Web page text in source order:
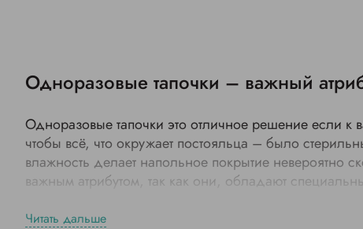
Одноразовые тапочки – важный
Одноразовые тапочки это отличное решение если к
чтобы всё, что окружает постояльца – было
влажность делает напольное покрытие невероятно
важным атрибутом, так как они, обладают
Читать дальше